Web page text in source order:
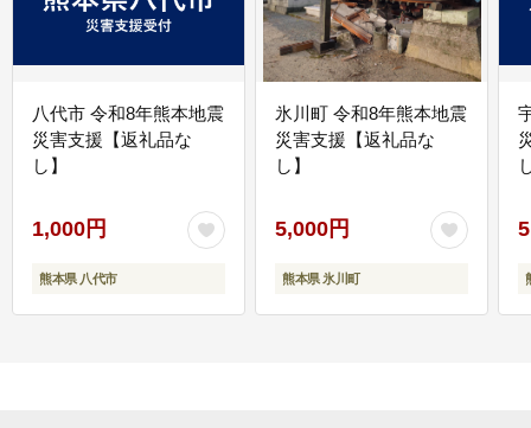
八代市 令和8年熊本地震
災害支援【返礼品な
し】
1,000円
熊本県 八代市
氷川町 令和8年熊本地震
災害支援【返礼品な
し】
5,000円
熊本県 氷川町